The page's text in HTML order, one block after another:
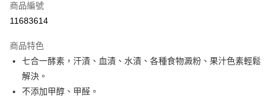
Apple Pay
運送方式
全家取貨付款
每筆NT$100，滿NT$888(含以上)免運費
商品編號
11683614
商品特色
七合一酵素，汗漬、血漬、水漬、各種食物澱粉、果汁色素輕鬆
解決。
不添加甲醇、甲醛。